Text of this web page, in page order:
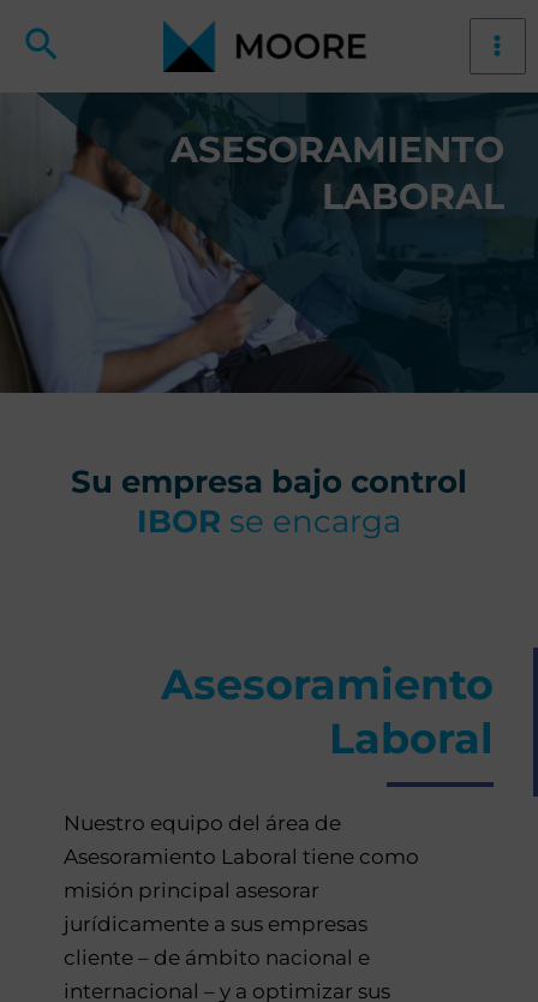
Buscar
ASESORAMIENTO
LABORAL
Su empresa bajo control
IBOR se encarga
Asesoramiento
Laboral
Nuestro equipo del área de
Asesoramiento Laboral tiene como
misión principal asesorar
jurídicamente a sus empresas
cliente – de ámbito nacional e
internacional – y a optimizar sus